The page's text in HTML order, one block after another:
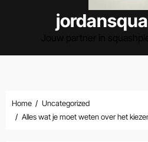
Home
Uncategorized
Alles wat je moet weten over het